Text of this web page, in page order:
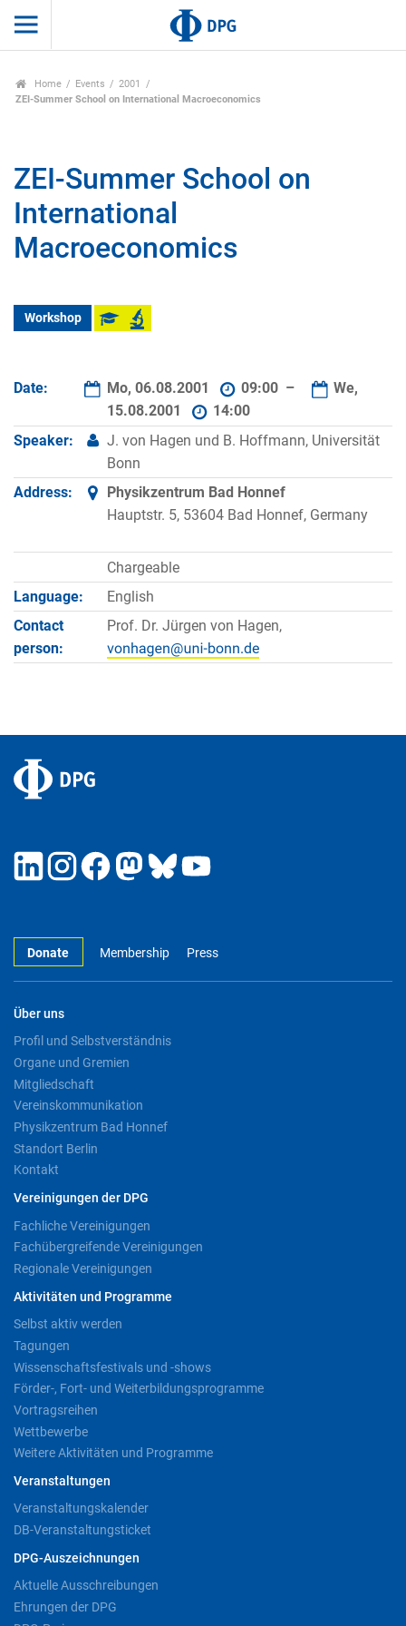
Home Events
2001
ZEI-Summer School on International Macroeconomics
ZEI-Summer School on
International
Macroeconomics
Workshop
Date: Mo, 06.08.2001 09:00 –
We,
15.08.2001
14:00
Speaker:
J. von Hagen und B. Hoffmann, Universität
Bonn
Address:
Physikzentrum Bad Honnef
Hauptstr. 5, 53604 Bad Honnef, Germany
Chargeable
Language:
English
Contact
person:
Prof. Dr. Jürgen von Hagen,
Donate Membership Press
Über uns
Profil und Selbstverständnis
Organe und Gremien
Mitgliedschaft
Vereinskommunikation
Physikzentrum Bad Honnef
Standort Berlin
Kontakt
Vereinigungen der DPG
Fachliche Vereinigungen
Fachübergreifende Vereinigungen
Regionale Vereinigungen
Aktivitäten und Programme
Selbst aktiv werden
Tagungen
Wissenschaftsfestivals und -shows
Förder-, Fort- und Weiterbildungsprogramme
Vortragsreihen
Wettbewerbe
Weitere Aktivitäten und Programme
Veranstaltungen
Veranstaltungskalender
DB-Veranstaltungsticket
DPG-Auszeichnungen
Aktuelle Ausschreibungen
Ehrungen der DPG